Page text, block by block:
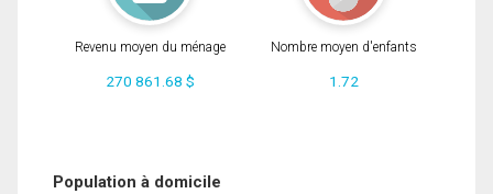
Revenu moyen du ménage
270 861.68 $
Nombre moyen d'enfants
1.72
Population à domicile